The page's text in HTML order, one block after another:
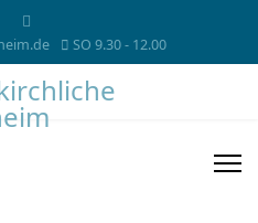
SO 9.30 - 12.00